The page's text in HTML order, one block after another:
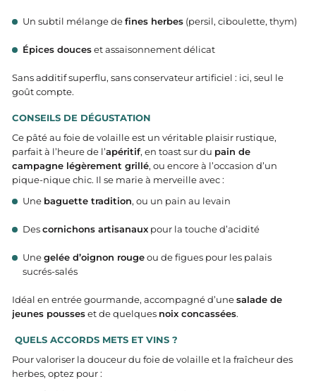
Un subtil mélange defines herbes (persil, ciboulette, thym)
Épices douceset assaisonnement délicat
Sans additif superflu, sans conservateur artificiel : ici, seul le
goût compte.
CONSEILS DE DÉGUSTATION
Ce pâté au foie de volaille est un véritable plaisir rustique,
parfait à l’heure de l’apéritif, en toast sur du pain de
campagne légèrement grillé, ou encore à l’occasion d’un
pique-nique chic. Il se marie à merveille avec :
Une baguette tradition, ou un pain au levain
Descornichons artisanaux pour la touche d’acidité
Unegelée d’oignon rougeou de figues pour les palais
sucrés-salés
Idéal en entrée gourmande, accompagné d’unesalade de
jeunes pousseset de quelques noix concassées.
QUELS ACCORDS METS ET VINS ?
Pour valoriser la douceur du foie de volaille et la fraîcheur des
herbes, optez pour :